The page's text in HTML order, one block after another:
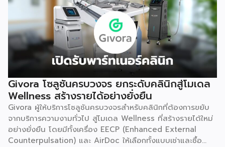
Givora โซลูชันครบวงจร ยกระดับคลินิกสู่โมเดล
Wellness สร้างรายได้อย่างยั่งยืน
Givora ผู้ให้บริการโซลูชันครบวงจรสำหรับคลินิกที่ต้องการขยับ
จากบริการความงามทั่วไป สู่โมเดล Wellness ที่สร้างรายได้ใหม่
อย่างยั่งยืน โดยมีทั้งเครื่อง EECP (Enhanced External
Counterpulsation) และ AirDoc ให้เลือกทั้งแบบเช่าและซื้อ